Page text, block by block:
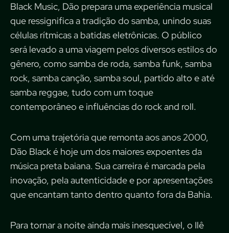
Black Music, Dão prepara uma experiência musical
que ressignifica a tradição do samba, unindo suas
células rítmicas a batidas eletrônicas. O público
será levado a uma viagem pelos diversos estilos do
gênero, como samba de roda, samba funk, samba
rock, samba canção, samba soul, partido alto e até
samba reggae, tudo com um toque
contemporâneo e influências do rock and roll.
Com uma trajetória que remonta aos anos 2000,
Dão Black é hoje um dos maiores expoentes da
música preta baiana. Sua carreira é marcada pela
inovação, pela autenticidade e por apresentações
que encantam tanto dentro quanto fora da Bahia.
Para tornar a noite ainda mais inesquecível, o Ilê